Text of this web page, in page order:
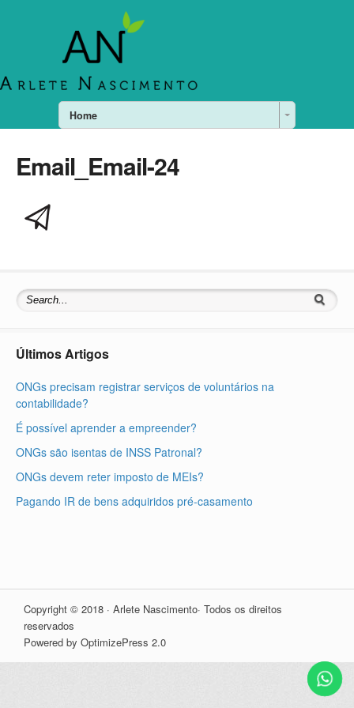
Home
Email_Email-24
Últimos Artigos
ONGs precisam registrar serviços de voluntários na
contabilidade?
É possível aprender a empreender?
ONGs são isentas de INSS Patronal?
ONGs devem reter imposto de MEIs?
Pagando IR de bens adquiridos pré-casamento
Copyright © 2018 · Arlete Nascimento· Todos os direitos
reservados
Powered by OptimizePress 2.0